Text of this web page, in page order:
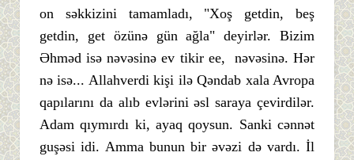
on səkkizini tamamladı, "Xoş getdin, beş
getdin, get özünə gün ağla" deyirlər. Bizim
Əhməd isə nəvəsinə ev tikir ee, nəvəsinə. Hər
nə isə... Allahverdi kişi ilə Qəndab xala Avropa
qapılarını da alıb evlərini əsl saraya çevirdilər.
Adam qıymırdı ki, ayaq qoysun. Sanki cənnət
guşəsi idi. Amma bunun bir əvəzi də vardı. İl